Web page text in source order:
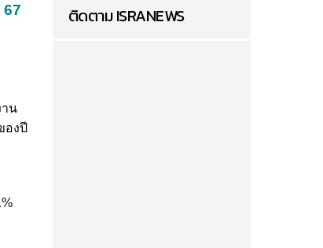
67
น
องปี
ติดตาม ISRANEWS